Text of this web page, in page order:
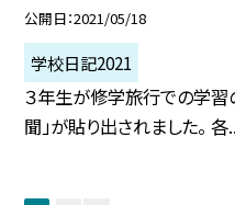
公開日 2021/05/18
学校日記2021
３年生が修学旅行での学習
聞」が貼り出されました。 各